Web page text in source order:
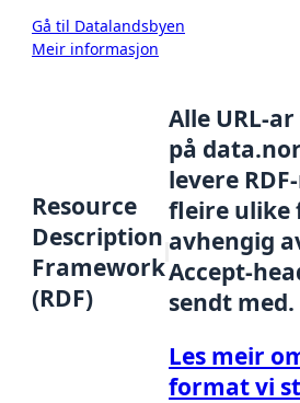
Gå til Datalandsbyen
Meir informasjon
Resource
Description
Framework
(RDF)
Alle URL-
på
levere
fleire ulike
avhengig
Accept-
sendt med.
Les meir
format vi